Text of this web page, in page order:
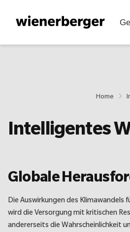
Nachhaltigkeit bei
Konzernabschluss
Home
Intelligentes
Globale
Die Auswirkungen des
wird die Versorgung mit kritischen
andererseits die Wahrscheinlichkeit